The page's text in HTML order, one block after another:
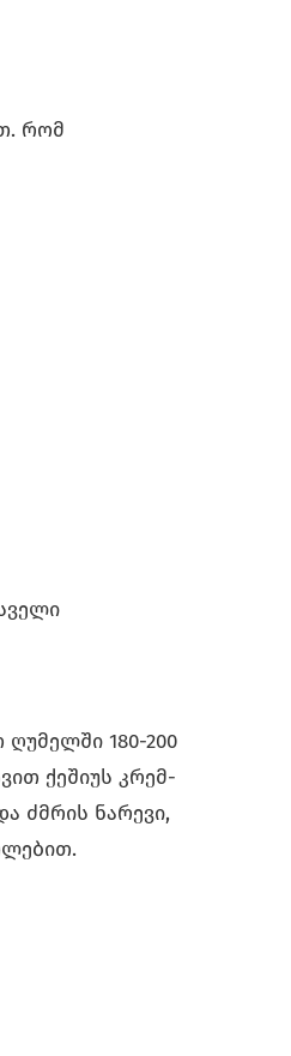
რომ
180-200
ქეშიუს კრემ-
ძმრის ნარევი,